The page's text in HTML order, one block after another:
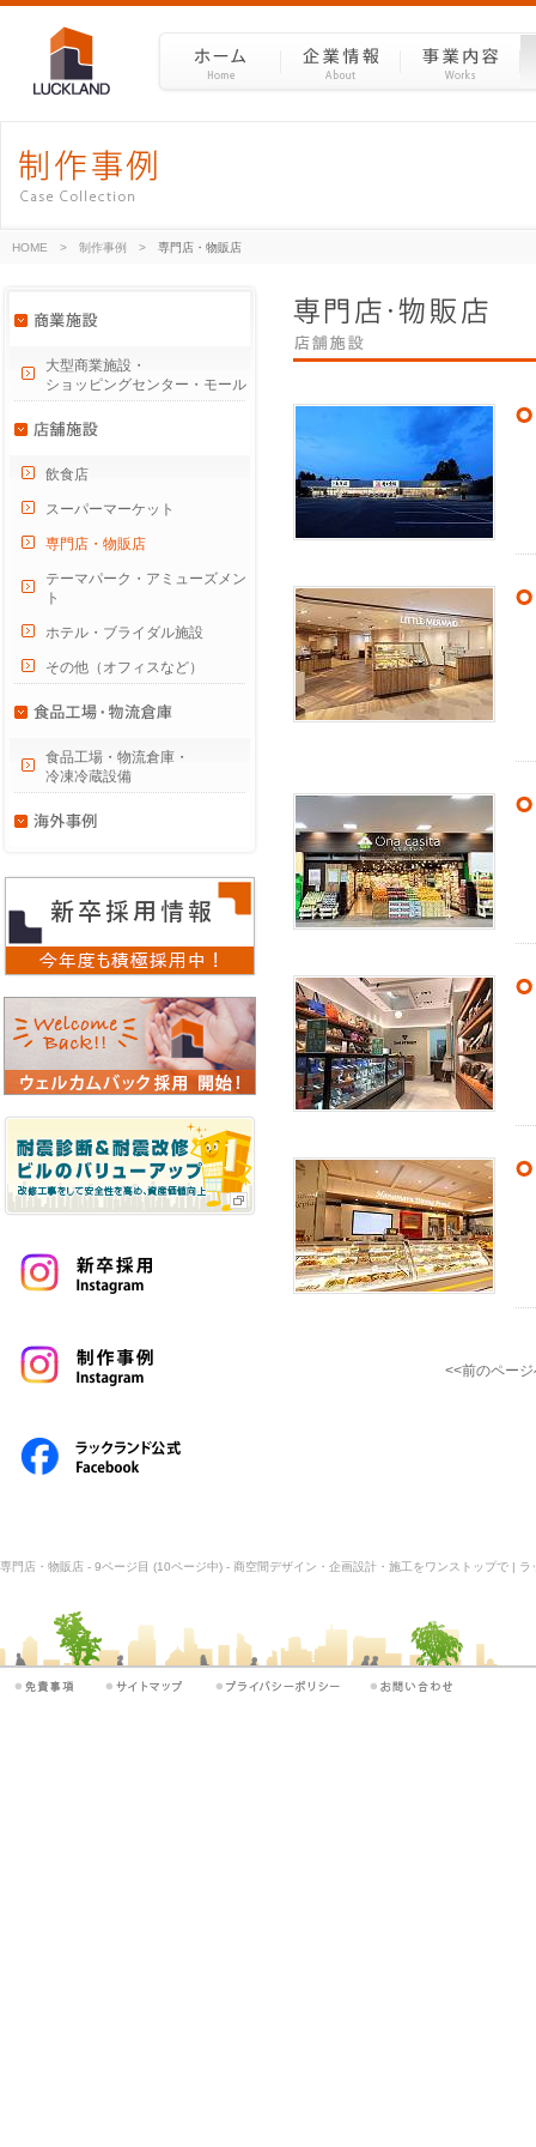
HOME > 制作事例 > 専門店・物販店
<<前のページ
大型商業施設・
ショッピングセンター・モール
飲食店
スーパーマーケット
専門店・物販店
テーマパーク・アミューズメン
ト
ホテル・ブライダル施設
その他（オフィスなど）
食品工場・物流倉庫・
冷凍冷蔵設備
専門店・物販店 - 9ページ目 (10ページ中) - 商空間デザイン・企画設計・施工をワンストップで |